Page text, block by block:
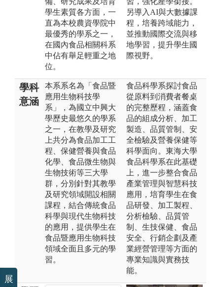
學生素質各方面，一
直為本校農資學院中
最優秀的學系之一，
在國內食品相關科系
中佔有舉足輕重之地
位。
另導入AI與大數據課
程，培養跨域能力，
並推動國際交流與移
地學習，提升學生國
際視野。
學科
意涵
本系系名為「食品暨
應用生物科技學
系」，為國立中興大
學歷史最悠久的學系
之一，在教學及研究
上共分為食品加工工
程、保健營養與食品
化學、食品微生物與
生物技術等三大學
群，分別針對其教學
及研究領域開設相關
課程，結合傳統食品
科學與現代生物科技
的應用，提供學生在
食品暨應用生物科技
領域全面且多元的學
習。
食品科學系探討食品
從原料到消費者餐桌
的完整歷程，涵蓋食
品的組成分析、加工
製造、品質管制、安
全檢驗及營養保健等
科學面向。東海大學
食品科學系在此基礎
上，進一步整合食品
產業管理與智慧科技
應用，培育學生在食
品研發、加工製程、
分析檢驗、品質管
制、生技保健、食品
安全、行銷企劃及產
業經營管理等方面的
專業知識與實務技
能。
展